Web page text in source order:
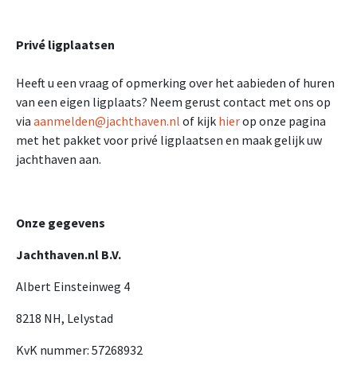
Privé ligplaatsen
Heeft u een vraag of opmerking over het aabieden of huren
van een eigen ligplaats? Neem gerust contact met ons op
via aanmelden@jachthaven.nl of kijk hierop onze pagina
met het pakket voor privé ligplaatsen en maak gelijk uw
jachthaven aan.
Onze gegevens
Jachthaven.nl B.V.
Albert Einsteinweg 4
8218 NH, Lelystad
KvK nummer: 57268932